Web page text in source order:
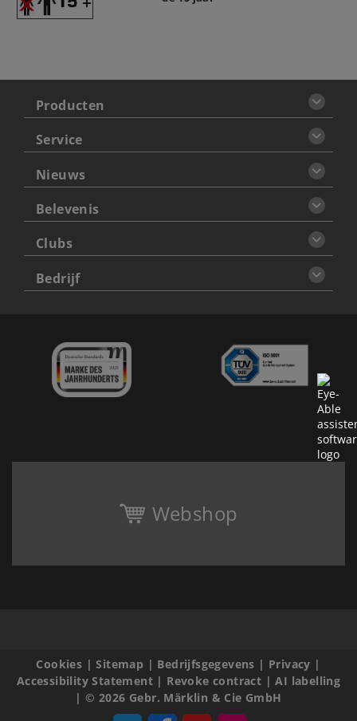
Producten
Service
Nieuws
Belevenis
Clubs
Bedrijf
Webshop
Cookies |Sitemap | Bedrijfsgegevens | Privacy |
Accessibility Statement| Revoke contract |AI labelling
|© 2026 Gebr. Märklin & Cie GmbH